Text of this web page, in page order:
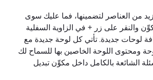
من العناصر لتضمينها، فما عليك سوى
والنقر على زر + في الزاوية السفلية
لوحات جديدة. تأتي كل لوحة جديدة مع
ومحتوى اللوحة الخاصين بها للسماح لك
الشائعة بالكامل داخل مكوِّن تبديل